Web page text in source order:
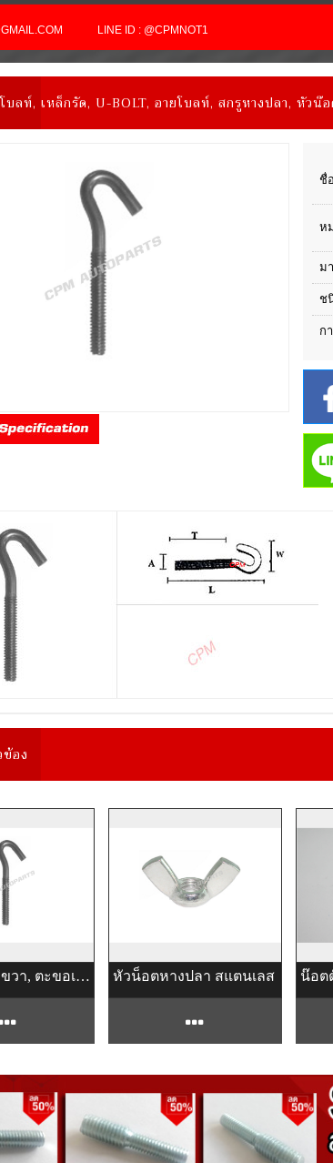
LINE ID : @CPMNOT1
ลท์, เหล็กรัด, U-BOLT, อายโบลท์, สกรูหางปลา, หัวน๊
ชื่
ห
ม
ช
ก
อง
ตะขอเกลียวขวา, ตะขอเกลียวซ้าย สแตนเลส 304 หัวน็อตหางปลา สแตนเลส